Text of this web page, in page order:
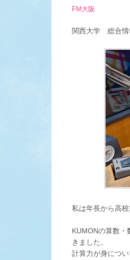
FM大阪
関西大学 総合情
私は年長から高
KUMONの算数・
きました。
計算力が身につ